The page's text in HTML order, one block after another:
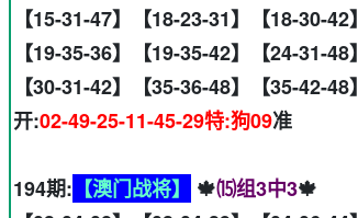
【15-31-47】【18-23-31】【18-30-42】
【19-35-36】【19-35-42】【24-31-48】
【30-31-42】【35-36-48】【35-42-48】
开:02-49-25-11-45-29特:狗09准
194期: 【澳门战将】 🍁⒂组3中3🍁